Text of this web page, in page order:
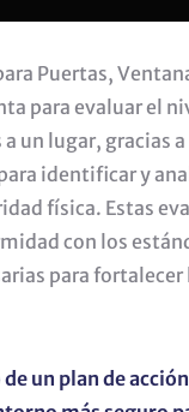
Puertas,
para evaluar el
a un lugar, gracias
identificar y
física. Estas
con los
para fortalecer
un plan de